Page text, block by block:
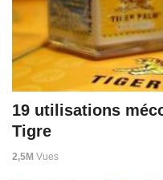
19 utilisations
Tigre
2,5M Vues